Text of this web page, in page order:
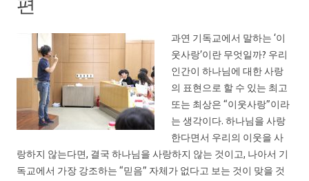
편
과연 기독교에서 말하는 ‘이
웃사랑’이란 무엇일까? 우리
인간이 하나님에 대한 사랑
의 표현으로 할 수 있는 최고
또는 최상은 “이웃사랑”이라
는 생각이다. 하나님을 사랑
한다면서 우리의 이웃을 사
랑하지 않는다면, 결국 하나님을 사랑하지 않는 것이고, 나아서 기
독교에서 가장 강조하는 “믿음” 자체가 없다고 보는 것이 맞을 것